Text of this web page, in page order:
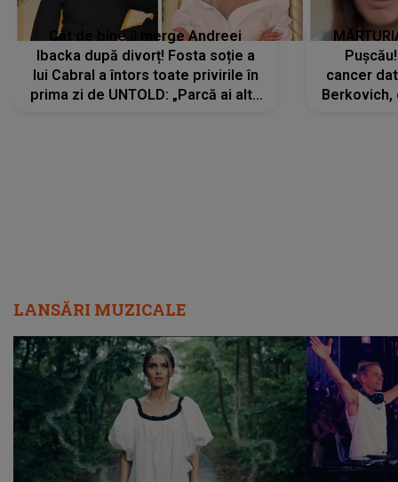
Cât de bine îi merge Andreei
Ibacka după divorț! Fosta soție a
lui Cabral a întors toate privirile în
prima zi de UNTOLD: „Parcă ai altă
cancer
LANSĂRI MUZICALE